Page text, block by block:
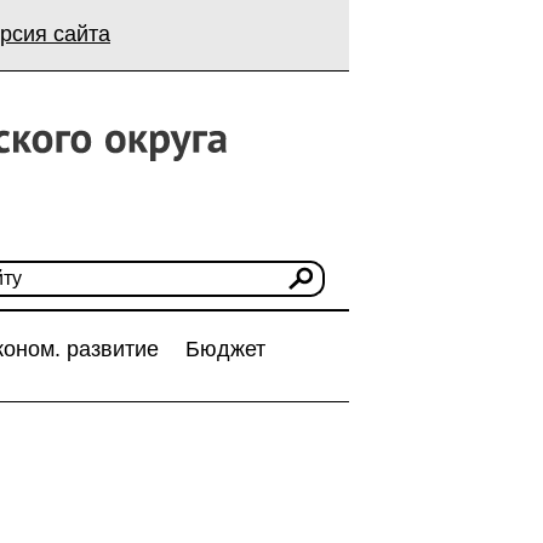
сайта
развитие Бюджет